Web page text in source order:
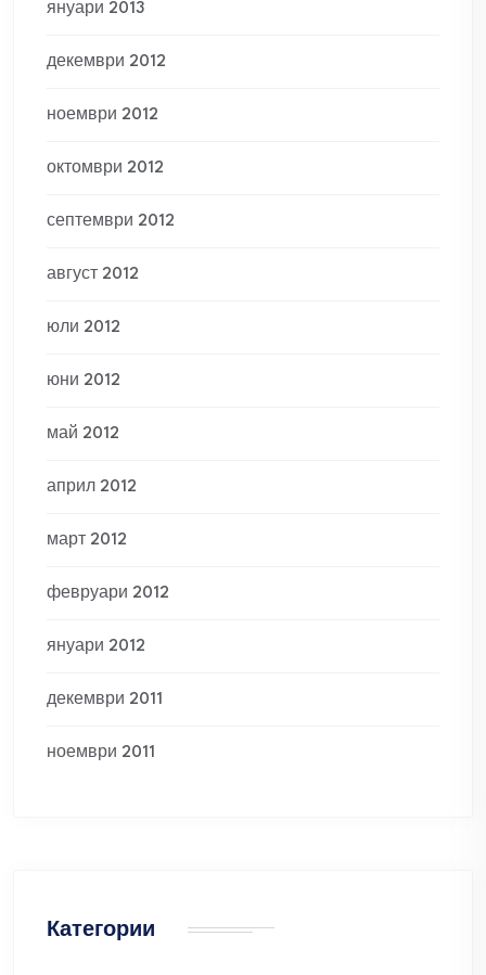
януари 2013
декември 2012
ноември 2012
октомври 2012
септември 2012
август 2012
юли 2012
юни 2012
май 2012
април 2012
март 2012
февруари 2012
януари 2012
декември 2011
ноември 2011
Категории